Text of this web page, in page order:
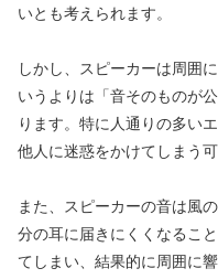
いとも考えられます。
しかし、スピーカーは周囲
いうよりは「音そのものが
ります。特に人通りの多い
他人に迷惑をかけてしまう
また、スピーカーの音は風
分の耳に届きにくくなるこ
てしまい、結果的に周囲に